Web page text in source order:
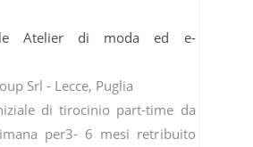
Atelier di moda ed e-
Srl - Lecce, Puglia
di tirocinio part-time da
per3- 6 mesi retribuito